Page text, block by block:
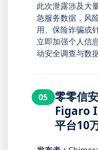
此次泄露涉及大
急服务数据，风
用、保险诈骗或
立即加强个人信
动安全调查与数
05
零零信
Figaro
平台10